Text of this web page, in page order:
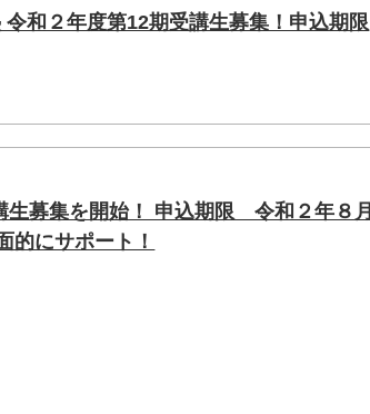
令和２年度第12期受講生募集！申込期限
生募集を開始！ 申込期限 令和２年８月
にサポート！